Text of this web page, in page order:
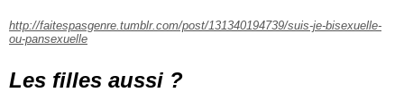
http://faitespasgenre.tumblr.com/post/131340194739/suis-je-bisexuelle-
ou-pansexuelle
Les filles aussi ?